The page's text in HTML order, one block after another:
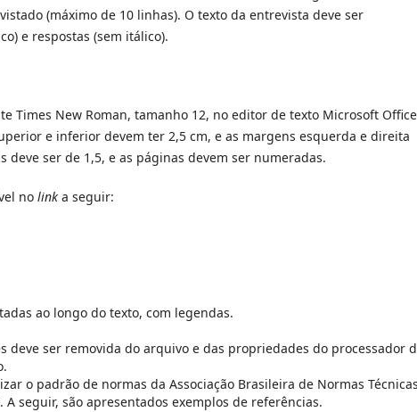
(máximo de 10 linhas). O texto da entrevista deve ser
e respostas (sem itálico).
Times New Roman, tamanho 12, no editor de texto Microsoft Office
e inferior devem ter 2,5 cm, e as margens esquerda e direita
ser de 1,5, e as páginas devem ser numeradas.
no link a seguir:
ao longo do texto, com legendas.
deve ser removida do arquivo e das propriedades do processador
o padrão de normas da Associação Brasileira de Normas
A seguir, são apresentados exemplos de referências.